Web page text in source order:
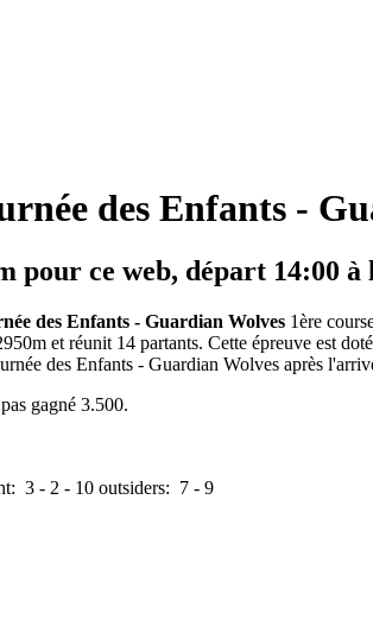
des Enfants -
pour ce web, départ 14:00 à
des Enfants - Guardian Wolves 1ère
et réunit 14 partants. Cette épreuve est
des Enfants - Guardian Wolves après
gagné 3.500.
3 - 2 - 10 outsiders: 7 - 9